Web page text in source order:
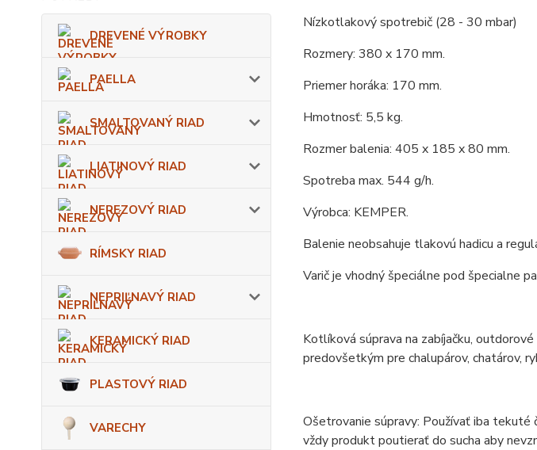
DREVENÉ VÝROBKY
PAELLA
SMALTOVANÝ RIAD
LIATINOVÝ RIAD
NEREZOVÝ RIAD
RÍMSKY RIAD
NEPRIĽNAVÝ RIAD
KERAMICKÝ RIAD
PLASTOVÝ RIAD
VARECHY
Nízkotlakový spotrebič (28 - 30 mbar)
Rozmery: 380 x 170 mm.
Priemer horáka: 170 mm.
Hmotnosť: 5,5 kg.
Rozmer balenia: 405 x 185 x 80 mm.
Spotreba max. 544 g/h.
Výrobca: KEMPER.
Balenie neobsahuje tlakovú hadicu a
Varič je vhodný špeciálne pod špecialne
Kotlíková súprava na zabíjačku,
predovšetkým pre chalupárov, chatárov,
Ošetrovanie súpravy: Používať iba
vždy produkt poutierať do sucha aby